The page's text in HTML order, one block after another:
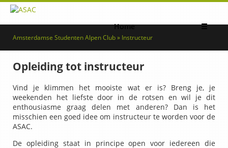
Home ☰
Amsterdamse Studenten Alpen Club » Instructeur
Opleiding tot instructeur
Vind je klimmen het mooiste wat er is? Breng je, je
weekenden het liefste door in de rotsen en wil je dit
enthousiasme graag delen met anderen? Dan is het
misschien een goed idee om instructeur te worden voor de
ASAC.
De opleiding staat in principe open voor iedereen die